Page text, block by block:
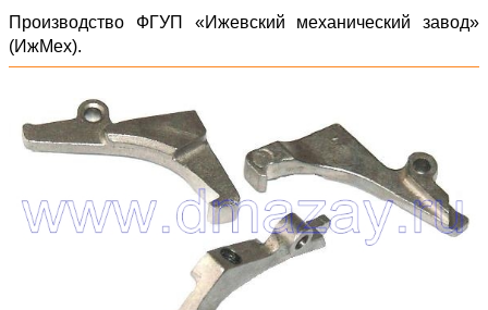
Производство ФГУП «Ижевский механический завод»
(ИжМех).